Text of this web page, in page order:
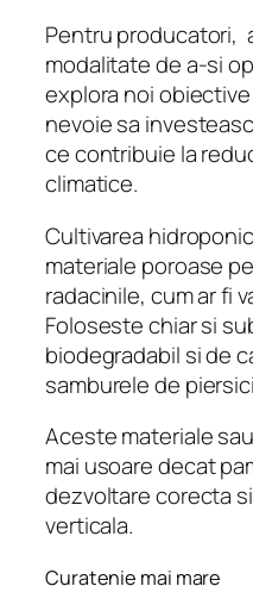
Pentru producatori,
modalitate de a-si
explora noi
nevoie sa
ce contribuie la
climatice.
Cultivarea
materiale poroase
radacinile, cum ar fi
Foloseste chiar si
biodegradabil si de
samburele de
Aceste materiale
mai usoare decat
dezvoltare corecta
verticala.
Curatenie mai mare